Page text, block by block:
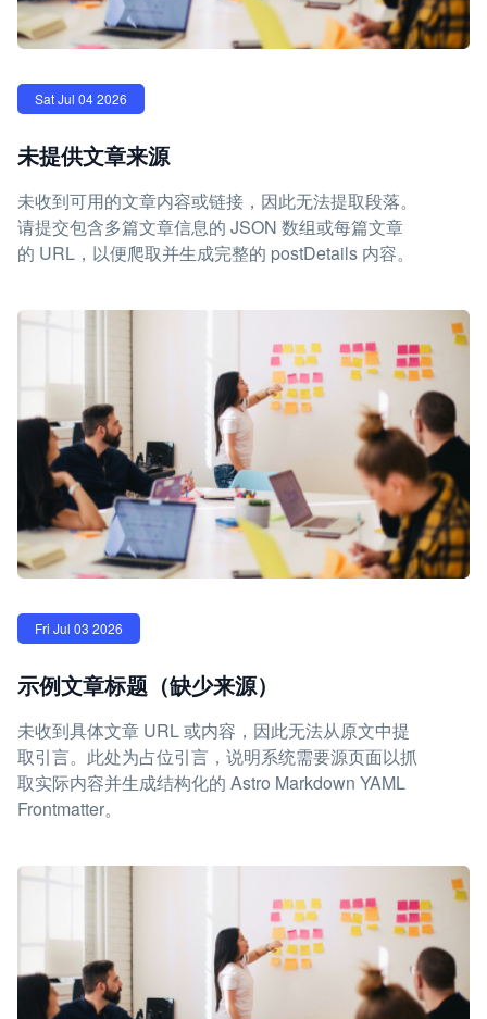
Sat Jul 04 2026
未提供文章来源
未收到可用的文章内容或链接，因此无法提取段落。
请提交包含多篇文章信息的 JSON 数组或每篇文章
的 URL，以便爬取并生成完整的 postDetails 内容。
Fri Jul 03 2026
示例文章标题（缺少来源）
未收到具体文章 URL 或内容，因此无法从原文中提
取引言。此处为占位引言，说明系统需要源页面以抓
取实际内容并生成结构化的 Astro Markdown YAML
Frontmatter。